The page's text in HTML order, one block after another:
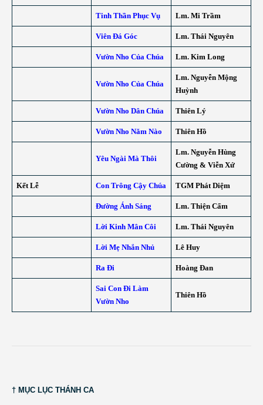
Tinh Thần Phục Vụ Lm. Mi Trầm
Viên Đá Góc Lm. Thái Nguyên
Vườn Nho Của Chúa Lm. Kim Long
Vườn Nho Của Chúa
Lm. Nguyễn Mộng
Huỳnh
Vườn Nho Dân Chúa Thiên Lý
Vườn Nho Năm Nào Thiên Hồ
Yêu Ngài Mà Thôi
Lm. Nguyễn Hùng
Cường & Viễn Xứ
Kết Lễ Con Trông Cậy Chúa TGM Phát Diệm
Đường Ánh Sáng Lm. Thiện Cẩm
Lời Kinh Mân Côi Lm. Thái Nguyên
Lời Mẹ Nhắn Nhủ Lê Huy
Ra Đi Hoàng Đan
Sai Con Đi Làm
Vườn Nho
Thiên Hồ
† MỤC LỤC THÁNH CA